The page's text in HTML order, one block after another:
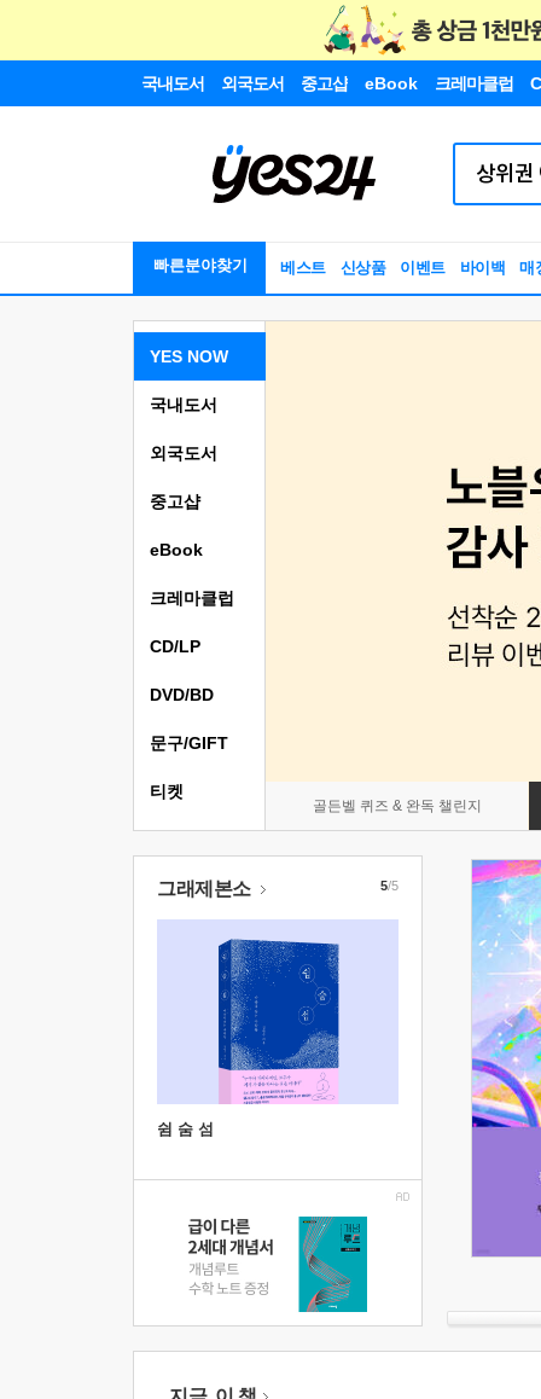
국내도서 외국도서 중고샵 eBook 크레마클럽
빠른분야찾기 베스트 신상품 이벤트 바이백 매
YES NOW
골든벨 퀴즈 & 완독 챌린지
국내도서
외국도서
중고샵
eBook
크레마클럽
CD/LP
DVD/BD
문구/GIFT
티켓
그래제본소
쉼 숨 섬
5/5